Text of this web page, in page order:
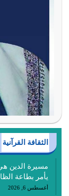
الثقافة القرآنية
مسيرة الدين هي
يأمر بطاعة
أغسطس 6, 2026